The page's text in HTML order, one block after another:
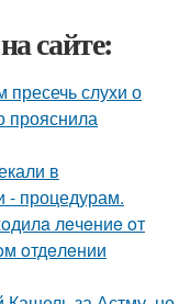
сайте:
слухи о
прояснила
в
- процедурам.
лeчeниe oт
oтдeлeнии